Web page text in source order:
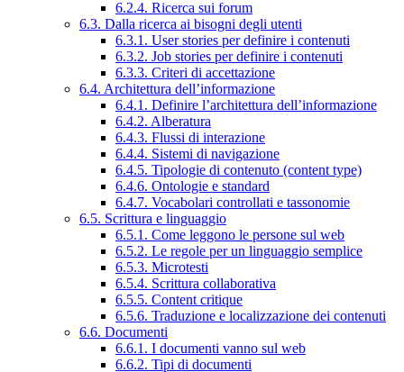
6.2.4. Ricerca sui forum
6.3. Dalla ricerca ai bisogni degli utenti
6.3.1. User stories per definire i contenuti
6.3.2. Job stories per definire i contenuti
6.3.3. Criteri di accettazione
6.4. Architettura dell’informazione
6.4.1. Definire l’architettura dell’informazione
6.4.2. Alberatura
6.4.3. Flussi di interazione
6.4.4. Sistemi di navigazione
6.4.5. Tipologie di contenuto (content type)
6.4.6. Ontologie e standard
6.4.7. Vocabolari controllati e tassonomie
6.5. Scrittura e linguaggio
6.5.1. Come leggono le persone sul web
6.5.2. Le regole per un linguaggio semplice
6.5.3. Microtesti
6.5.4. Scrittura collaborativa
6.5.5. Content critique
6.5.6. Traduzione e localizzazione dei contenuti
6.6. Documenti
6.6.1. I documenti vanno sul web
6.6.2. Tipi di documenti